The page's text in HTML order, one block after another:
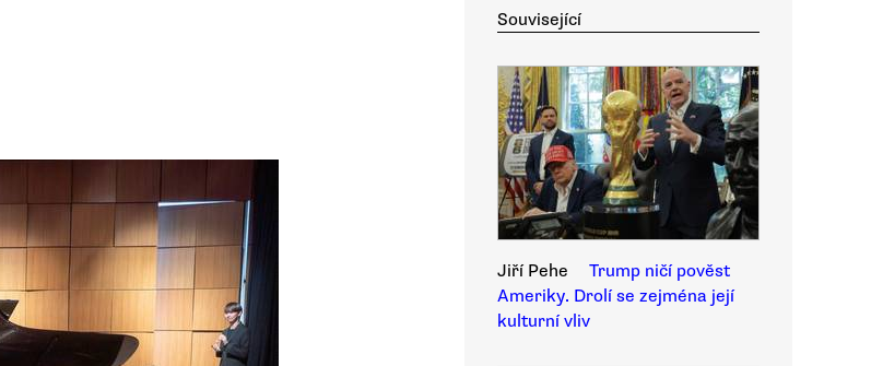
Související
Jiří Pehe
Trump ničí pověst
Ameriky. Drolí se zejména její
kulturní vliv